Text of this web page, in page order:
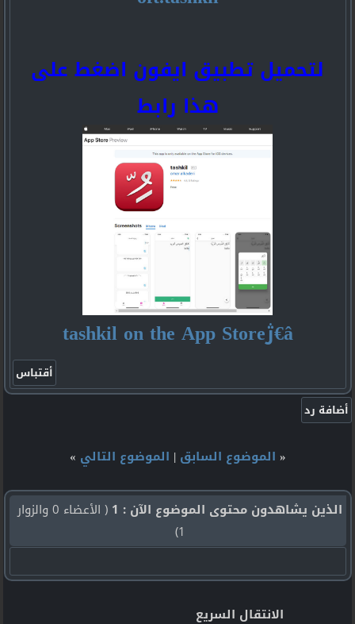
لتحميل تطبيق ايفون اضغط على
هذا رابط
â€ژtashkil on the App Store
« الموضوع السابق | الموضوع التالي »
الذين يشاهدون محتوى الموضوع الآن : 1
( الأعضاء 0 والزوار
1)
الانتقال السريع